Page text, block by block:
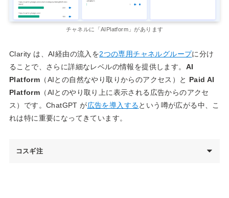
チャネルに「AIPlatform」があります
Clarity は、AI経由の流入を2つの専用チャネルグループに分け
ることで、さらに詳細なレベルの情報を提供します。 AI
Platform （AIとの自然なやり取りからのアクセス）と Paid AI
Platform （AIとのやり取り上に表示される広告からのアクセ
ス）です。ChatGPT が広告を導入するという噂が広がる中、こ
れは特に重要になってきています。
コスギ注